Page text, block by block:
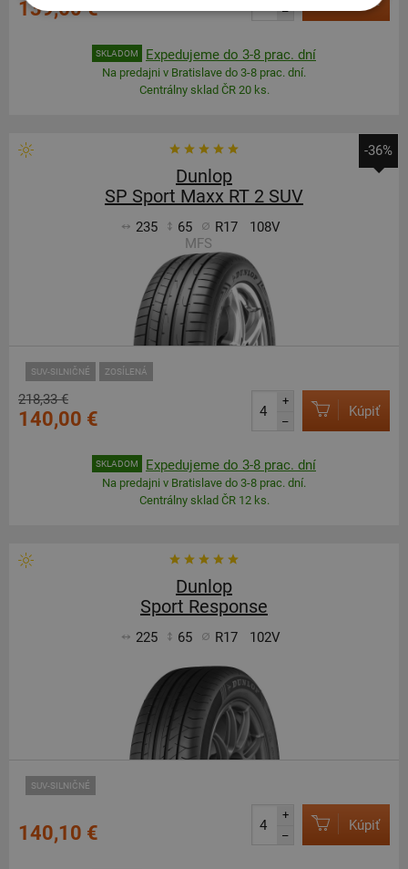
139,60 €
–
SKLADOM Expedujeme do 3-8 prac. dní
Na predajni v Bratislave do 3-8 prac. dní.
Centrálny sklad ČR 20 ks.
-36%
Dunlop
SP Sport Maxx RT 2 SUV
235 65 R17
108V
MFS
SUV-SILNIČNÉ ZOSÍLENÁ
218,33 €
140,00 €
+
–
Kúpiť
SKLADOM Expedujeme do 3-8 prac. dní
Na predajni v Bratislave do 3-8 prac. dní.
Centrálny sklad ČR 12 ks.
Dunlop
Sport Response
225 65 R17 102V
SUV-SILNIČNÉ
140,10 €
+
–
Kúpiť